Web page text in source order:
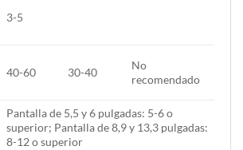
3-5
40-60 30-40
No
recomendado
Pantalla de 5,5 y 6 pulgadas: 5-6 o
superior; Pantalla de 8,9 y 13,3 pulgadas:
8-12 o superior